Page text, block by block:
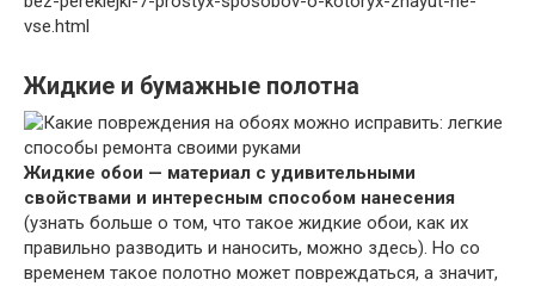
vse.html
Жидкие и бумажные полотна
Жидкие обои — материал с удивительными
свойствами и интересным способом нанесения
(узнать больше о том, что такое жидкие обои, как их
правильно разводить и наносить, можно здесь). Но со
временем такое полотно может повреждаться, а значит,